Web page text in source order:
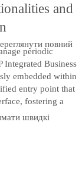
повний
швидкі
and
periodic
Integrated Business
embedded within
entry point that
fostering a